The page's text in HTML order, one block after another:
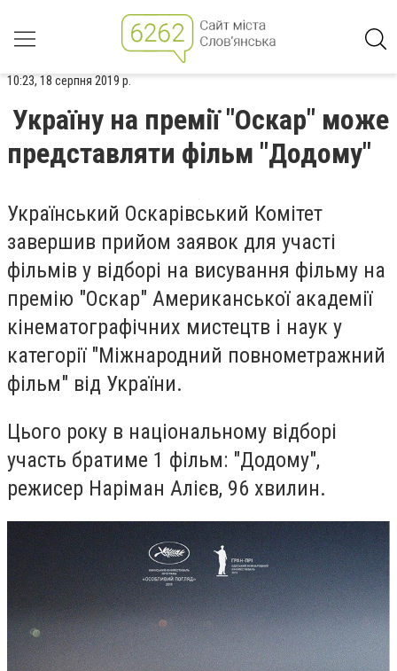
10:23, 18 серпня 2019 р.
Україну на премії "Оскар" може
представляти фільм "Додому"
Український Оскарівський Комітет
завершив прийом заявок для участі
фільмів у відборі на висування фільму на
премію "Оскар" Американської академії
кінематографічних мистецтв і наук у
категорії "Міжнародний повнометражний
фільм" від України.
Цього року в національному відборі
участь братиме 1 фільм: "Додому",
режисер Наріман Алієв, 96 хвилин.